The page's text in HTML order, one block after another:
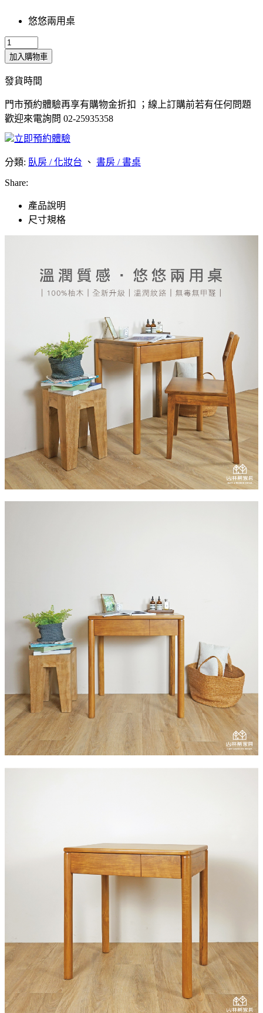
悠悠兩用桌
加入購物車
發貨時間
門市預約體驗再享有購物金折扣 ；線上訂購前若有任何問題
歡迎來電詢問 02-25935358
立即預約體驗
分類: 臥房 / 化妝台 、 書房 / 書桌
Share:
產品說明
尺寸規格